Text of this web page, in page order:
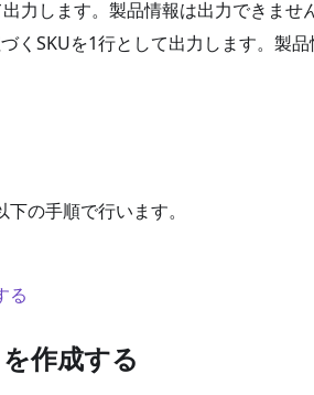
力します。製品情報は出力できませ
くSKUを1行として出力します。製
の手順で行います。
る
作成する